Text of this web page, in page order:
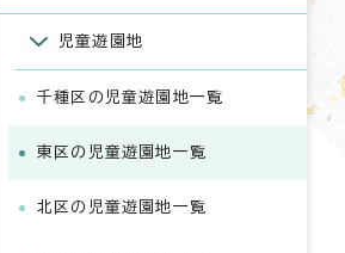
児童遊園地
千種区の児童遊園地一覧
東区の児童遊園地一覧
北区の児童遊園地一覧